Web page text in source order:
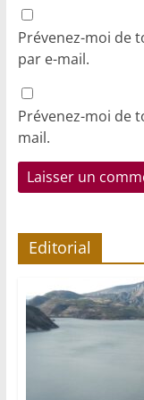
Prévenez-moi de
par e-mail.
Prévenez-moi de
mail.
Editorial